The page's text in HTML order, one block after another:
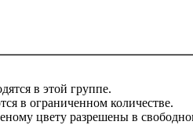
в этой группе.
в ограниченном количестве.
цвету разрешены в